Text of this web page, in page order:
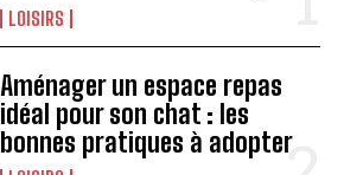
LOISIRS
Aménager un espace repas
idéal pour son chat : les
bonnes pratiques à adopter